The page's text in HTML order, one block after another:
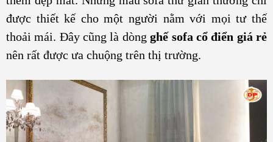
được thiết kế cho một người nằm với mọi tư thế
thoải mái. Đây cũng là dòngghế sofa cổ điển giá rẻ
nên rất được ưa chuộng trên thị trường.